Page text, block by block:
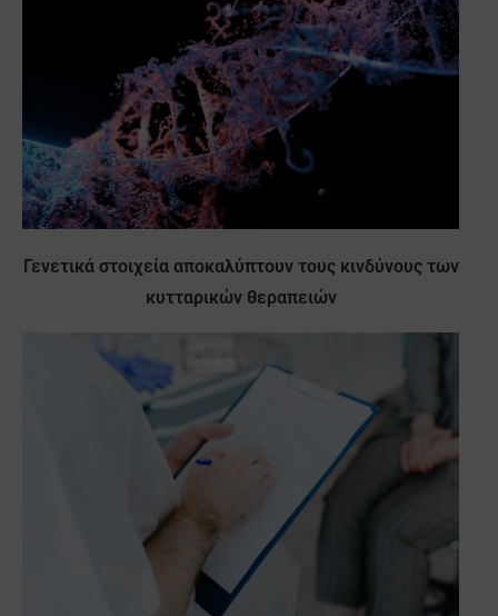
Γενετικά στοιχεία αποκαλύπτουν τους κινδύνους των
κυτταρικών θεραπειών